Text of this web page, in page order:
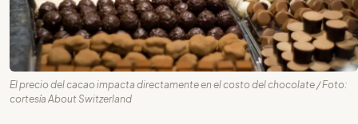
El precio del cacao impacta directamente en el costo del chocolate / Foto:
cortesía About Switzerland